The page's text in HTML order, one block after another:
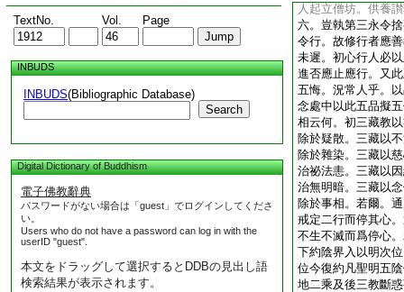
TextNo. Vol. Page
INBUDS
INBUDS(Bibliographic Database)
Search
Digital Dictionary of Buddhism
電子佛教辭典
パスワードがない場合は「guest」でログインしてくださ
い。
Users who do not have a password can log in with the
userID "guest".
本文をドラッグして選択するとDDBの見出し語
検索結果が表示されます。
人起立僧坊。供養
六。豈執第三永令
令行。故修行者應
未遲。初心行人必
進否應止應行。又
五悔。況常人乎。
念處中以此五品擬
相云何。初三藏教
除於疑散。三藏以
除於雜染。三藏以
治祕法恚。三藏以
治無明暗。三藏以
除於事相。若爾。
戒定二行而停其心
不生不滅而爲停心
下約陰界入以明次
位今復約凡聖明五
地二乘及後三教斷